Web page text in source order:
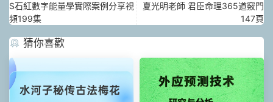
S石紅數字能量學實際案例分享視
頻199集
夏光明老師 君臣命理365道竅門
147頁
猜你喜歡